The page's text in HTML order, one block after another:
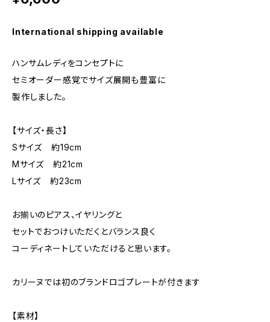
International shipping available
ハンサムレディをコンセプトに
セミオーダー感覚でサイズ展開も豊富に
製作しました。
【サイズ・長さ】
Sサイズ 約19cm
Mサイズ 約21cm
Lサイズ 約23cm
お揃いのピアス、イヤリングと
セットでおつけいただくとバランス良く
コーディネートしていただけると思います。
カリーヌでは初のブランドロゴプレートが付きます
【素材】